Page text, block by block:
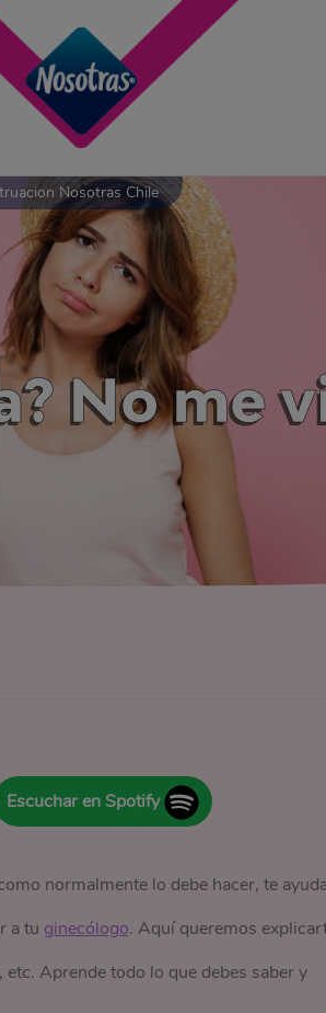
No me
Nosotras Chile
Escuchar en Spotify
normalmente lo debe hacer, te
a tu ginecólogo. Aquí queremos
Aprende todo lo que debes saber y